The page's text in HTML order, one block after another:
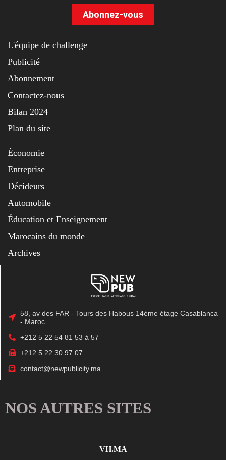
Abonnez-vous
L'équipe de challenge
Publicité
Abonnement
Contactez-nous
Bilan 2024
Plan du site
Économie
Entreprise
Décideurs
Automobile
Éducation et Enseignement
Marocains du monde
Archives
58, av des FAR - Tours des Habous 14ème étage Casablanca
- Maroc
+212 5 22 54 81 53 à 57
+212 5 22 30 97 07
contact@newpublicity.ma
NOS AUTRES SITES
VH.MA